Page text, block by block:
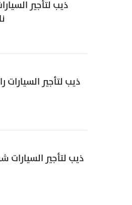
ذيب لتأجير
ذيب لتأجير السيارات
ذيب لتأجير السيارات